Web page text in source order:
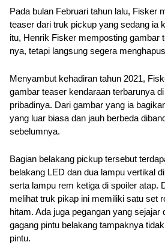
Pada bulan Februari tahun lalu, Fisker
teaser dari truk pickup yang sedang ia
itu, Henrik Fisker memposting gambar
nya, tetapi langsung segera
Menyambut kehadiran tahun 2021,
gambar teaser kendaraan terbarunya
pribadinya. Dari gambar yang ia
yang luar biasa dan jauh berbeda
sebelumnya.
Bagian belakang pickup tersebut
belakang LED dan dua lampu vertikal
serta lampu rem ketiga di spoiler atap.
melihat truk pikap ini memiliki satu set
hitam. Ada juga pegangan yang sejajar
gagang pintu belakang tampaknya
pintu.